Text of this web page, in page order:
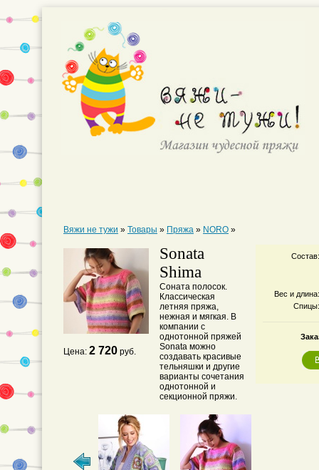
Вяжи не тужи » Товары » Пряжа » NORO »
Цена: 2 720 руб.
Sonata
Shima
Соната полосок.
Классическая
летняя пряжа,
нежная и мягкая. В
компании с
однотонной пряжей
Sonata можно
создавать красивые
тельняшки и другие
варианты сочетания
однотонной и
секционной пряжи.
Состав:
Вес и длина:
Спицы: